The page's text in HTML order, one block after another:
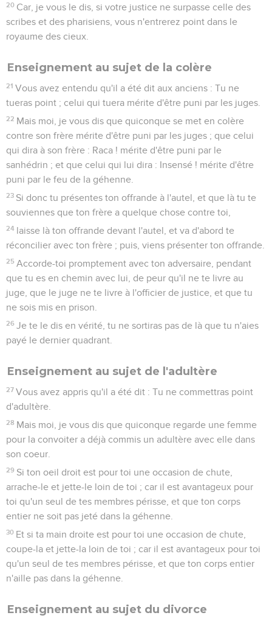
20 Car, je vous le dis, si votre justice ne surpasse celle des
scribes et des pharisiens, vous n'entrerez point dans le
royaume des cieux.
Enseignement au sujet de la colère
21 Vous avez entendu qu'il a été dit aux anciens : Tu ne
tueras point ; celui qui tuera mérite d'être puni par les juges.
22 Mais moi, je vous dis que quiconque se met en colère
contre son frère mérite d'être puni par les juges ; que celui
qui dira à son frère : Raca ! mérite d'être puni par le
sanhédrin ; et que celui qui lui dira : Insensé ! mérite d'être
puni par le feu de la géhenne.
23 Si donc tu présentes ton offrande à l'autel, et que là tu te
souviennes que ton frère a quelque chose contre toi,
24 laisse là ton offrande devant l'autel, et va d'abord te
réconcilier avec ton frère ; puis, viens présenter ton offrande.
25 Accorde-toi promptement avec ton adversaire, pendant
que tu es en chemin avec lui, de peur qu'il ne te livre au
juge, que le juge ne te livre à l'officier de justice, et que tu
ne sois mis en prison.
26 Je te le dis en vérité, tu ne sortiras pas de là que tu n'aies
payé le dernier quadrant.
Enseignement au sujet de l'adultère
27 Vous avez appris qu'il a été dit : Tu ne commettras point
d'adultère.
28 Mais moi, je vous dis que quiconque regarde une femme
pour la convoiter a déjà commis un adultère avec elle dans
son coeur.
29 Si ton oeil droit est pour toi une occasion de chute,
arrache-le et jette-le loin de toi ; car il est avantageux pour
toi qu'un seul de tes membres périsse, et que ton corps
entier ne soit pas jeté dans la géhenne.
30 Et si ta main droite est pour toi une occasion de chute,
coupe-la et jette-la loin de toi ; car il est avantageux pour toi
qu'un seul de tes membres périsse, et que ton corps entier
n'aille pas dans la géhenne.
Enseignement au sujet du divorce